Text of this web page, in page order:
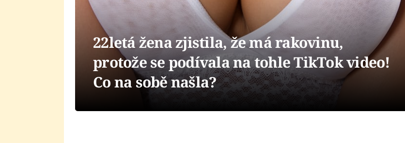
22letá žena zjistila, že má rakovinu,
protože se podívala na tohle TikTok video!
Co na sobě našla?